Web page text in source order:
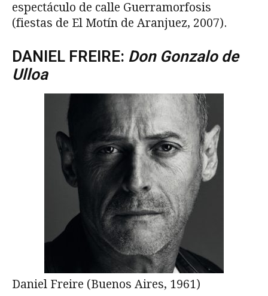
espectáculo de calle Guerramorfosis
(fiestas de El Motín de Aranjuez, 2007).
DANIEL FREIRE: Don Gonzalo de
Ulloa
Daniel Freire (Buenos Aires, 1961)